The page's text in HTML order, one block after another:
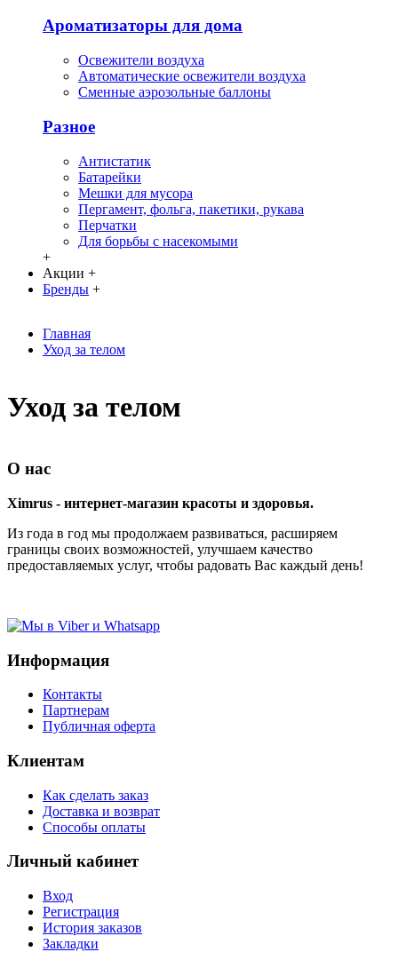
Ароматизаторы для дома
Освежители воздуха
Автоматические освежители воздуха
Сменные аэрозольные баллоны
Разное
Антистатик
Батарейки
Мешки для мусора
Пергамент, фольга, пакетики, рукава
Перчатки
Для борьбы с насекомыми
+
Акции +
Бренды +
Главная
Уход за телом
Уход за телом
О нас
Ximrus - интернет-магазин красоты и здоровья.
Из года в год мы продолжаем развиваться, расширяем
границы своих возможностей, улучшаем качество
предоставляемых услуг, чтобы радовать Вас каждый день!
Информация
Контакты
Партнерам
Публичная оферта
Клиентам
Как сделать заказ
Доставка и возврат
Способы оплаты
Личный кабинет
Вход
Регистрация
История заказов
Закладки